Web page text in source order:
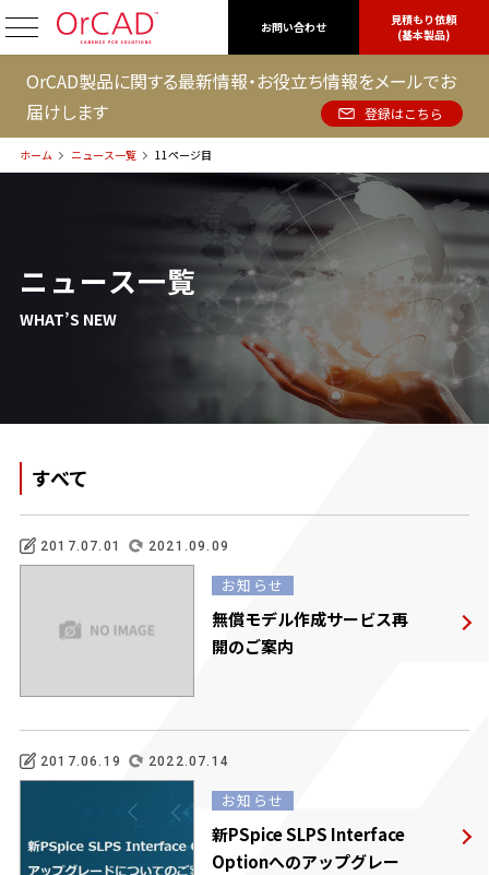
お問い合わせ
見積もり依頼
(基本製品)
OrCAD製品に関する最新情報・お役立ち情報をメールでお
届けします
登録はこちら
ホーム ニュース一覧 11ページ目
ニュース一覧
WHAT’S NEW
すべて
2017.07.01 2021.09.09
お知らせ
無償モデル作成サービス再
開のご案内
2017.06.19 2022.07.14
お知らせ
新PSpice SLPS Interface
Optionへのアップグレー